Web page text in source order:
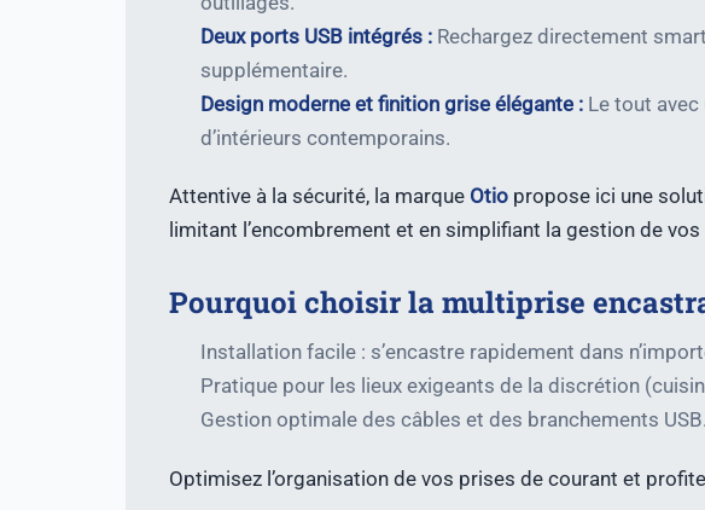
Deux ports USB intégrés :Rechargez directement
supplémentaire.
Design moderne et finition grise élégante :Le tout avec
d’intérieurs contemporains.
Attentive à la sécurité, la marque Otio propose ici une
limitant l’encombrement et en simplifiant la gestion de
Pourquoi choisir la multiprise
Installation facile : s’encastre rapidement dans
Pratique pour les lieux exigeants de la discrétion
Gestion optimale des câbles et des branchements USB.
Optimisez l’organisation de vos prises de courant et